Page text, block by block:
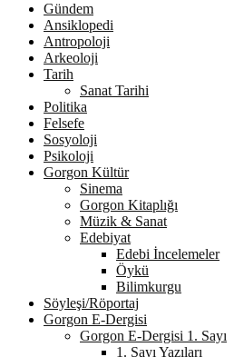
Gündem
Ansiklopedi
Antropoloji
Arkeoloji
Tarih
Sanat Tarihi
Politika
Felsefe
Sosyoloji
Psikoloji
Gorgon Kültür
Sinema
Gorgon Kitaplığı
Müzik & Sanat
Edebiyat
Edebi İncelemeler
Öykü
Bilimkurgu
Söyleşi/Röportaj
Gorgon E-Dergisi
Gorgon E-Dergisi 1. Sayı
1. Sayı Yazıları